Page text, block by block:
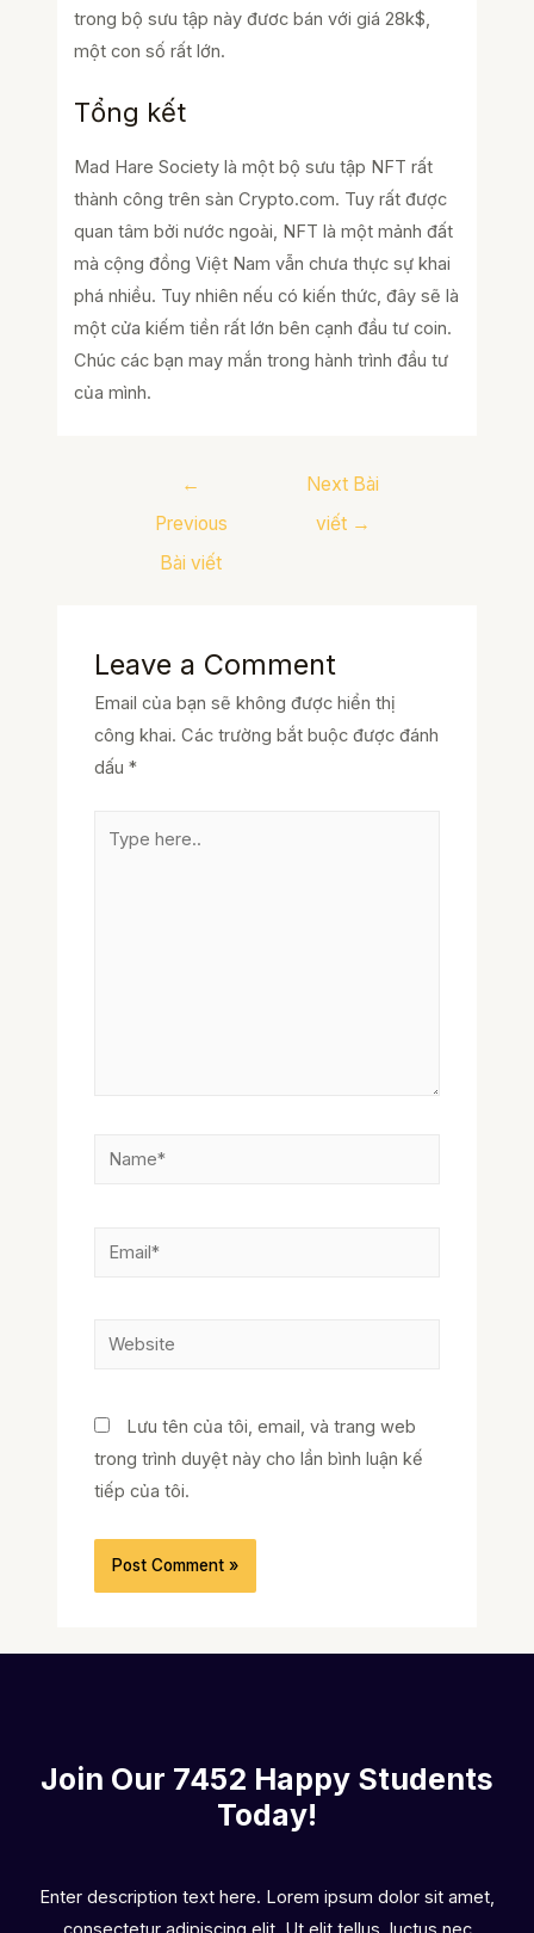
trong bộ sưu tập này đươc bán với giá 28k$,
một con số rất lớn.
Tổng kết
Mad Hare Society là một bộ sưu tập NFT rất
thành công trên sàn Crypto.com. Tuy rất được
quan tâm bởi nước ngoài, NFT là một mảnh đất
mà cộng đồng Việt Nam vẫn chưa thực sự khai
phá nhiều. Tuy nhiên nếu có kiến thức, đây sẽ là
một cửa kiếm tiền rất lớn bên cạnh đầu tư coin.
Chúc các bạn may mắn trong hành trình đầu tư
của mình.
←
Previous
Bài viết
Next Bài
viết →
Leave a Comment
Email của bạn sẽ không được hiển thị
công khai. Các trường bắt buộc được đánh
dấu*
Name*
Email*
Website
Lưu tên của tôi, email, và trang web
trong trình duyệt này cho lần bình luận kế
tiếp của tôi.
Join Our 7452 Happy Students​
Today!
Enter description text here. Lorem ipsum dolor sit amet,